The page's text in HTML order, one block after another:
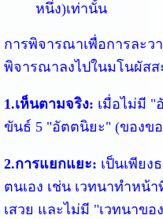
หนึ่ง)เท่านั้น
การพิจารณาเพื่อการละว
พิจารณาลงไปในมโนผัสส
1.เห็นตามจริง: เมื่อไม่มี "
ขันธ์ 5 "อัตตนิยะ" (ของข
2.การแยกแยะ: เป็นเพีย
ตนเอง เช่น เวทนาทำหน้
เสวย และไม่มี "เวทนาขอ